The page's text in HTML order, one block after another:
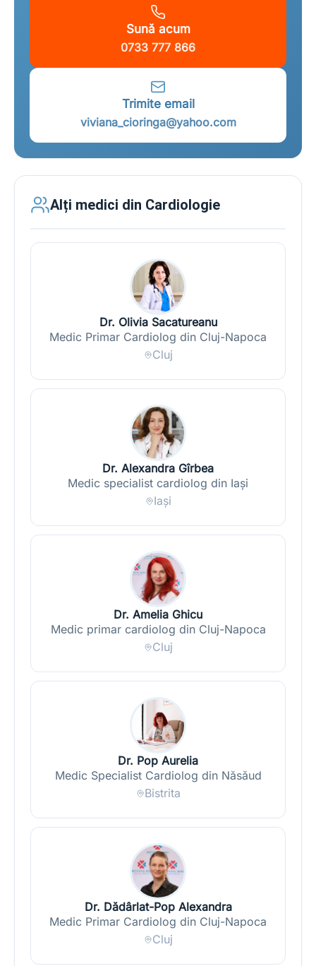
Sună acum
0733 777 866
Trimite email
viviana_cioringa@yahoo.com
Alți medici din Cardiologie
Dr. Olivia Sacatureanu
Medic Primar Cardiolog din Cluj-Napoca
Cluj
Dr. Alexandra Gîrbea
Medic specialist cardiolog din Iași
Iași
Dr. Amelia Ghicu
Medic primar cardiolog din Cluj-Napoca
Cluj
Dr. Pop Aurelia
Medic Specialist Cardiolog din Năsăud
Bistrita
Dr. Dădârlat-Pop Alexandra
Medic Primar Cardiolog din Cluj-Napoca
Cluj